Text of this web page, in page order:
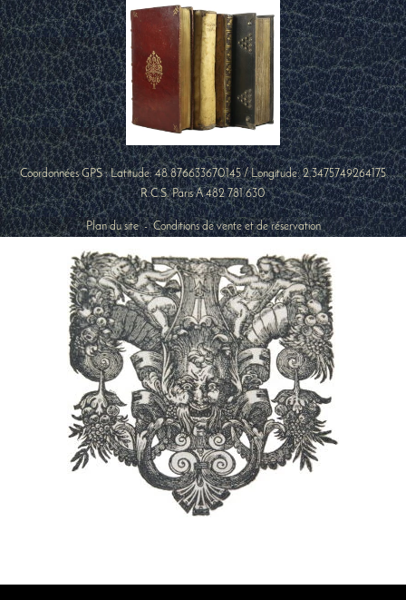
Coordonnées GPS : Latitude:48.876633670145/ Longitude:2.3475749264175
R.C.S. Paris A 482 781 630
Plan du site-Conditions de vente et de réservation